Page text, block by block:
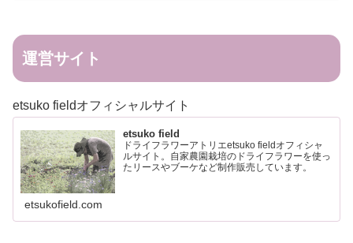
運営サイト
etsuko fieldオフィシャルサイト
etsuko field
ドライフラワーアトリエetsuko fieldオフィシャ
ルサイト。自家農園栽培のドライフラワーを使っ
たリースやブーケなど制作販売しています。
etsukofield.com